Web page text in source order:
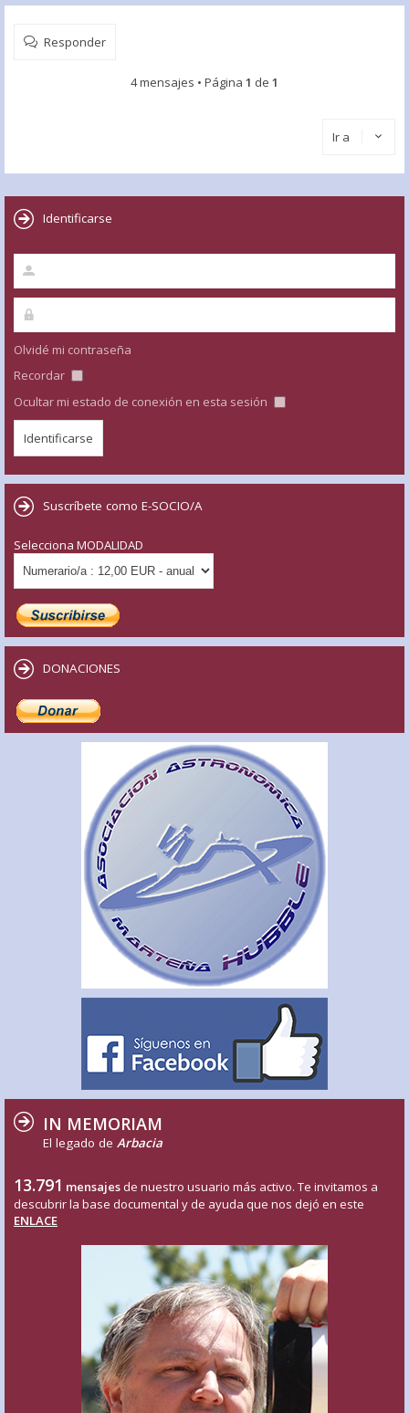
Responder
4 mensajes • Página 1 de 1
Ir a
Identificarse
Olvidé mi contraseña
Recordar
Ocultar mi estado de conexión en esta sesión
Suscríbete como E-SOCIO/A
Selecciona MODALIDAD
DONACIONES
IN MEMORIAM
El legado de Arbacia
13.791 mensajes de nuestro usuario más activo. Te invitamos a
descubrir la base documental y de ayuda que nos dejó en este
ENLACE